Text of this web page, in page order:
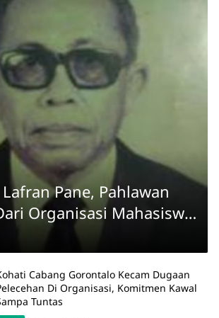
Pane, Pahlawan
Organisasi Mahasiswa
Cabang Gorontalo Kecam Dugaan
Di Organisasi, Komitmen Kawal
Tuntas